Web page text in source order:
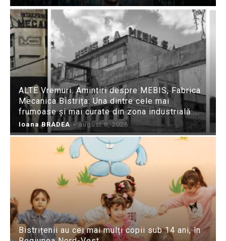
ALTE Vremuri. Amintiri despre MEBIS, Fabrica
Mecanica Bistrița: Una dintre cele mai
frumoase și mai curate din zona industrială:...
Ioana BRADEA - august 8, 2026
Bistrițenii au cei mai mulți copii sub 14 ani, în